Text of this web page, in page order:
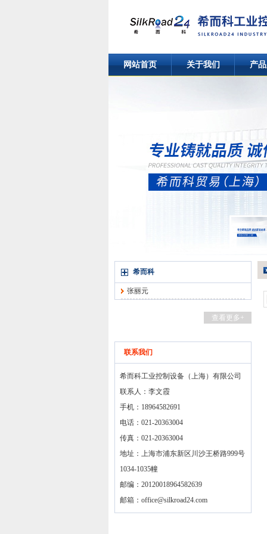
网站首页 关于我们 产
希而科
张丽元
查看更多+
联系我们
希而科工业控制设备（上海）有限公司
联系人：李文霞
手机：18964582691
电话：021-20363004
传真：021-20363004
地址：上海市浦东新区川沙王桥路999号
1034-1035幢
邮编：20120018964582639
邮箱： office@silkroad24.com